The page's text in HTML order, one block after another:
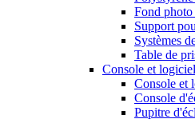
Fond
Support
Systèmes
Table de
Console et
Console et
Console
Pupitre